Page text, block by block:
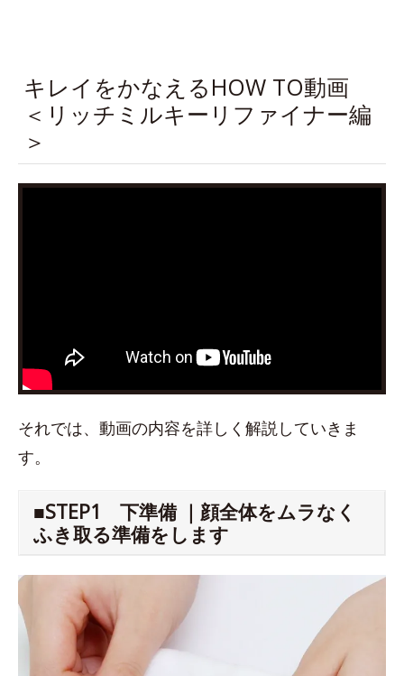
キレイをかなえるHOW TO動画
＜リッチミルキーリファイナー編
＞
それでは、動画の内容を詳しく解説していきま
す。
■STEP1 下準備 ｜顔全体をムラなく
ふき取る準備をします